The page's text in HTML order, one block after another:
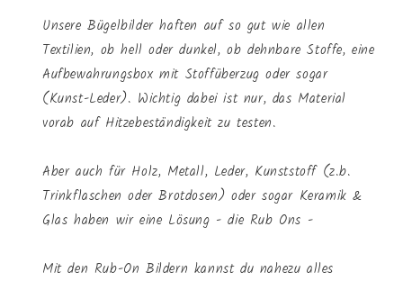
Unsere Bügelbilder haften auf so gut wie allen
Textilien, ob hell oder dunkel, ob dehnbare Stoffe, eine
Aufbewahrungsbox mit Stoffüberzug oder sogar
(Kunst-Leder). Wichtig dabei ist nur, das Material
vorab auf Hitzebeständigkeit zu testen.
Aber auch für Holz, Metall, Leder, Kunststoff (z.b.
Trinkflaschen oder Brotdosen) oder sogar Keramik &
Glas haben wir eine Lösung - die Rub Ons -
Mit den Rub-On Bildern kannst du nahezu alles